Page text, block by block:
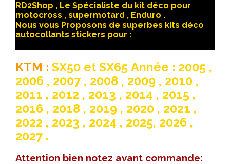
RD2Shop , Le Spécialiste du kit déco pour
motocross , supermotard , Enduro .
Nous vous Proposons de superbes kits déco
autocollants stickers pour :
KTM : SX50 et SX65 Année : 2005 ,
2006 , 2007 , 2008 , 2009 , 2010 ,
2011 , 2012 , 2013 , 2014 , 2015 ,
2016 , 2018 , 2019 , 2020 , 2021 ,
2022 , 2023 , 2024 , 2025, 2026 ,
2027 .
Attention bien notez avant commande: